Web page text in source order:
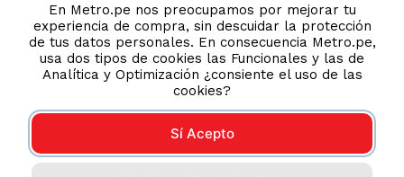
S/ 7 .90
S/9.30
En Metro.pe nos preocupamos por mejorar tu
experiencia de compra, sin descuidar la protección
de tus datos personales. En consecuencia Metro.pe,
usa dos tipos de cookies las Funcionales y las de
Analítica y Optimización ¿consiente el uso de las
cookies?
Sí Acepto